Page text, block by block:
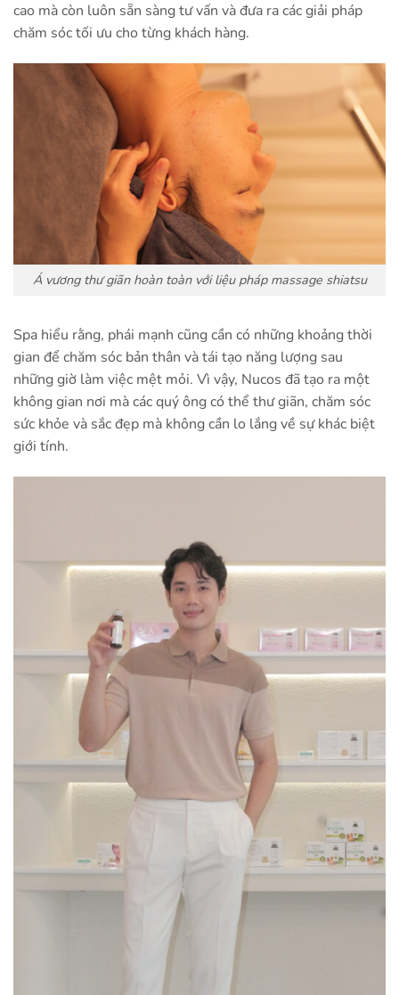
cao mà còn luôn sẵn sàng tư vấn và đưa ra các giải pháp
chăm sóc tối ưu cho từng khách hàng.
Á vương thư giãn hoàn toàn với liệu pháp massage shiatsu
Spa hiểu rằng, phái mạnh cũng cần có những khoảng thời
gian để chăm sóc bản thân và tái tạo năng lượng sau
những giờ làm việc mệt mỏi. Vì vậy, Nucos đã tạo ra một
không gian nơi mà các quý ông có thể thư giãn, chăm sóc
sức khỏe và sắc đẹp mà không cần lo lắng về sự khác biệt
giới tính.